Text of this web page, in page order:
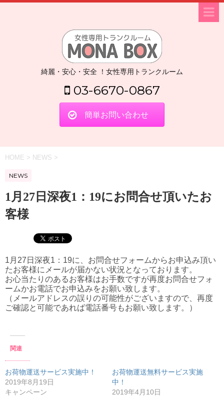
綺麗・安心・安全 ！女性専用トランクルーム
03-6670-0867
簡単お問い合わせ
HOME > NEWS >
NEWS
1月27日深夜1：19にお問合せ頂いたお
客様
1月27日深夜1：19に、お問合せフォームからお申込み頂い
たお客様にメールが届かない状況となっております。
お心当たりのあるお客様はお手数ですが再度お問合せフォ
ームかお電話でお申込みをお願い致します。
（メールアドレスの誤りの可能性がございますので、再度
ご確認と可能であれば電話番号もお願い致します。）
関連
お荷物運送サービス実施中！
2019年8月19日
キャンペーン
お荷物運送無料サービス実施
中！
2019年4月10日